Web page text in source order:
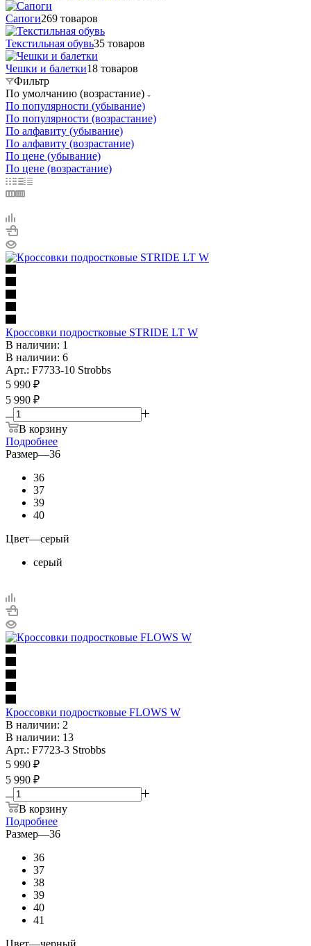
Сапоги269 товаров
Текстильная обувь35 товаров
Чешки и балетки18 товаров
Фильтр
По умолчанию (возрастание)
По популярности (убывание)
По популярности (возрастание)
По алфавиту (убывание)
По алфавиту (возрастание)
По цене (убывание)
По цене (возрастание)
Кроссовки подростковые STRIDE LT W
В наличии: 1
В наличии: 6
Арт.: F7733-10 Strobbs
5 990 ₽
5 990 ₽
В корзину
Подробнее
Размер—36
36
37
39
40
Цвет—серый
серый
Кроссовки подростковые FLOWS W
В наличии: 2
В наличии: 13
Арт.: F7723-3 Strobbs
5 990 ₽
5 990 ₽
В корзину
Подробнее
Размер—36
36
37
38
39
40
41
Цвет—черный